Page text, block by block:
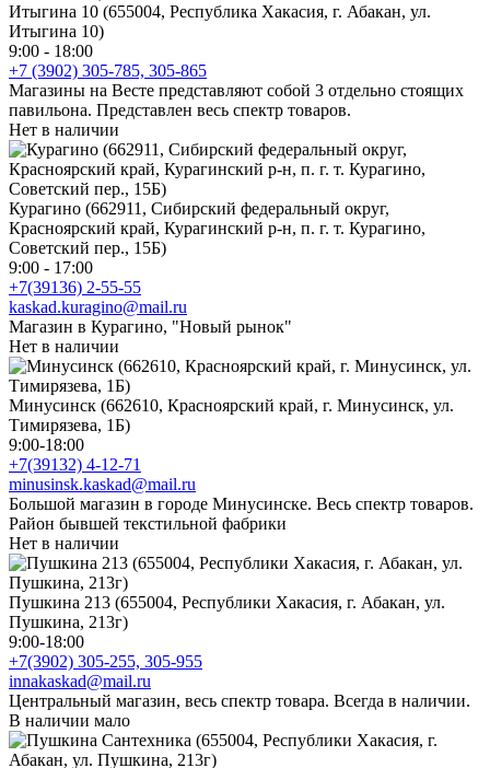
Итыгина 10 (655004, Республика Хакасия, г. Абакан, ул.
Итыгина 10)
9:00 - 18:00
+7 (3902) 305-785, 305-865
Магазины на Весте представляют собой 3 отдельно стоящих
павильона. Представлен весь спектр товаров.
Нет в наличии
Курагино (662911, Сибирский федеральный округ,
Красноярский край, Курагинский р-н, п. г. т. Курагино,
Советский пер., 15Б)
9:00 - 17:00
+7(39136) 2-55-55
kaskad.kuragino@mail.ru
Магазин в Курагино, "Новый рынок"
Нет в наличии
Минусинск (662610, Красноярский край, г. Минусинск, ул.
Тимирязева, 1Б)
9:00-18:00
+7(39132) 4-12-71
minusinsk.kaskad@mail.ru
Большой магазин в городе Минусинске. Весь спектр товаров.
Район бывшей текстильной фабрики
Нет в наличии
Пушкина 213 (655004, Республики Хакасия, г. Абакан, ул.
Пушкина, 213г)
9:00-18:00
+7(3902) 305-255, 305-955
innakaskad@mail.ru
Центральный магазин, весь спектр товара. Всегда в наличии.
В наличии мало